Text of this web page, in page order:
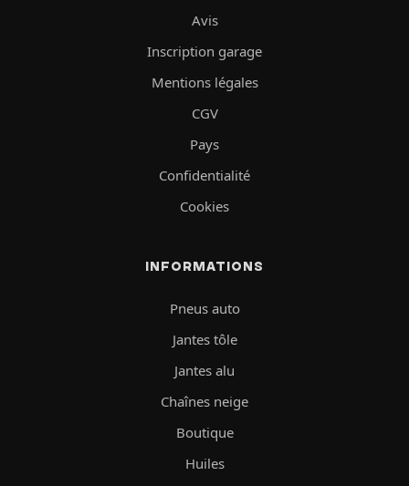
Avis
Inscription garage
Mentions légales
CGV
Pays
Confidentialité
Cookies
INFORMATIONS
Pneus auto
Jantes tôle
Jantes alu
Chaînes neige
Boutique
Huiles